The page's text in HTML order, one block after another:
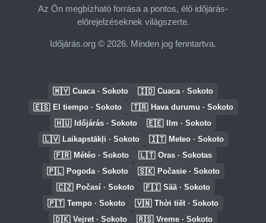
Az Ön megbízható forrása a pontos, élő időjárás-
előrejelzéseknek világszerte.
Időjárás.org © 2026. Minden jog fenntartva.
🇲🇾 Cuaca · Sokoto 🇮🇩 Cuaca · Sokoto
🇪🇸 El tiempo · Sokoto 🇹🇷 Hava durumu · Sokoto
🇭🇺 Időjárás · Sokoto 🇪🇪 Ilm · Sokoto
🇱🇻 Laikapstākļi · Sokoto 🇮🇹 Meteo · Sokoto
🇫🇷 Météo · Sokoto 🇱🇹 Oras · Sokotas
🇵🇱 Pogoda · Sokoto 🇸🇰 Počasie · Sokoto
🇨🇿 Počasí · Sokoto 🇫🇮 Sää · Sokoto
🇵🇹 Tempo · Sokoto 🇻🇳 Thời tiết · Sokoto
🇩🇰 Vejret · Sokoto 🇷🇸 Vreme · Sokoto